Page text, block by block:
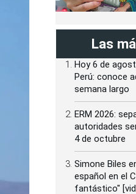
Las
Hoy 6 de
Perú: conoce
semana largo
ERM 2026:
autoridades
4 de octubre
Simone Biles
español en el
fantástico"